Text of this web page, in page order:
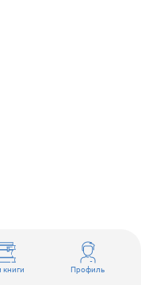
Профиль